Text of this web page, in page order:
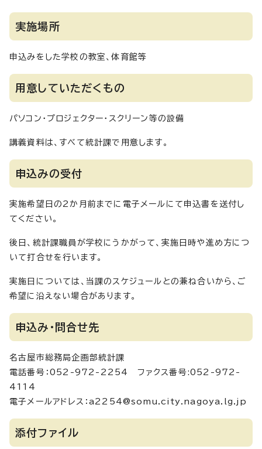
実施場所
申込みをした学校の教室、体育館等
用意していただくもの
パソコン・プロジェクター・スクリーン等の設備
講義資料は、すべて統計課で用意します。
申込みの受付
実施希望日の2か月前までに電子メールにて申込書を送付し
てください。
後日、統計課職員が学校にうかがって、実施日時や進め方につ
いて打合せを行います。
実施日については、当課のスケジュールとの兼ね合いから、ご
希望に沿えない場合があります。
申込み・問合せ先
名古屋市総務局企画部統計課
電話番号：052-972-2254 ファクス番号:052-972-
4114
電子メールアドレス：a2254@somu.city.nagoya.lg.jp
添付ファイル